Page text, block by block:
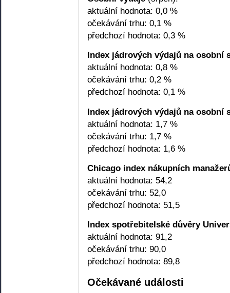
aktuální hodnota: 0,0 %
očekávání trhu: 0,1 %
předchozí hodnota: 0,3 %
Index jádrových výdajů na osobní
aktuální hodnota: 0,8 %
očekávání trhu: 0,2 %
předchozí hodnota: 0,1 %
Index jádrových výdajů na osobní
aktuální hodnota: 1,7 %
očekávání trhu: 1,7 %
předchozí hodnota: 1,6 %
Chicago index nákupních
aktuální hodnota: 54,2
očekávání trhu: 52,0
předchozí hodnota: 51,5
Index spotřebitelské důvěry
aktuální hodnota: 91,2
očekávání trhu: 90,0
předchozí hodnota: 89,8
Očekávané události